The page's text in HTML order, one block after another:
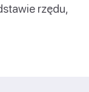
rzędu,